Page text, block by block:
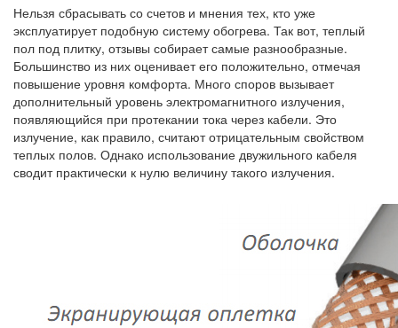
Нельзя сбрасывать со счетов и мнения тех, кто уже
эксплуатирует подобную систему обогрева. Так вот, теплый
пол под плитку, отзывы собирает самые разнообразные.
Большинство из них оценивает его положительно, отмечая
повышение уровня комфорта. Много споров вызывает
дополнительный уровень электромагнитного излучения,
появляющийся при протекании тока через кабели. Это
излучение, как правило, считают отрицательным свойством
теплых полов. Однако использование двужильного кабеля
сводит практически к нулю величину такого излучения.